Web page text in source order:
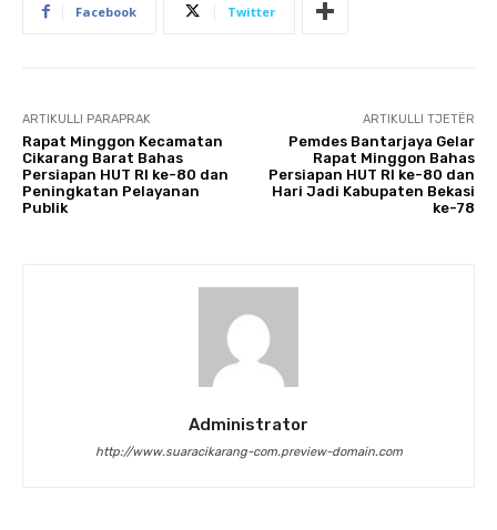
Facebook Twitter
ARTIKULLI PARAPRAK
Rapat Minggon Kecamatan
Cikarang Barat Bahas
Persiapan HUT RI ke-80 dan
Peningkatan Pelayanan
Publik
ARTIKULLI TJETËR
Pemdes Bantarjaya Gelar
Rapat Minggon Bahas
Persiapan HUT RI ke-80 dan
Hari Jadi Kabupaten Bekasi
ke-78
Administrator
http://www.suaracikarang-com.preview-domain.com